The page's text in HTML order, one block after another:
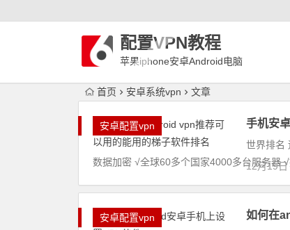
配置VPN教程
苹果iphone安卓Android电脑
首页 安卓系统vpn 文章
安卓配置vpn 手机安
世界排名
数据加密 √全球60多个国家4000多台服务器
12月19日
安卓配置vpn 如何在